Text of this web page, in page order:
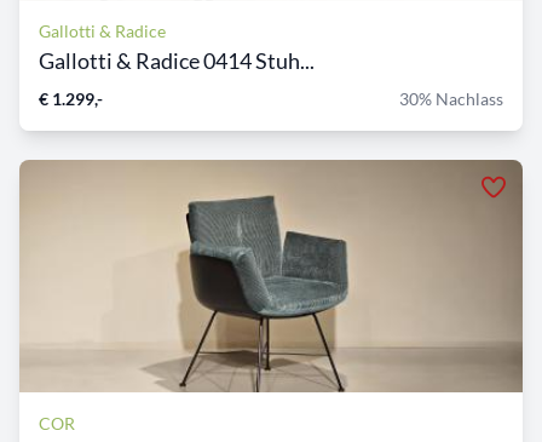
Gallotti & Radice
Gallotti & Radice 0414 Stuh...
€ 1.299,- 30% Nachlass
COR